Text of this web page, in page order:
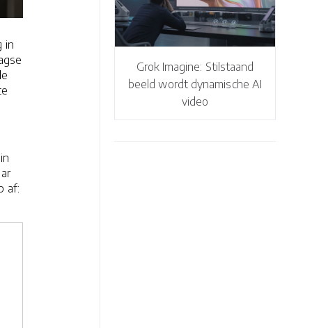
in
af:
Grok Imagine: Stilstaand
beeld wordt dynamische AI
video